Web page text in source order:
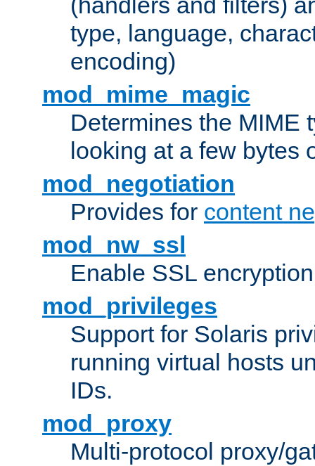
type, language,
encoding)
mod_mime_magic
Determines the MIME
looking at a few bytes
mod_negotiation
Provides for content
mod_nw_ssl
Enable SSL
mod_privileges
Support for Solaris
running virtual hosts
IDs.
mod_proxy
Multi-protocol proxy/